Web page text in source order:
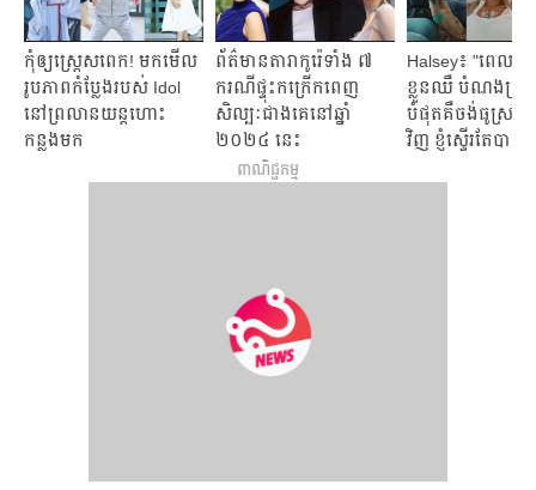
កុំឲ្យស្ត្រេសពេក! មកមើល
រូបភាពកំប្លែងរបស់ Idol
នៅព្រលានយន្តហោះ
កន្លងមក
ព័ត៌មានតារាកូរ៉េទាំង ៧
ករណីផ្ទុះកក្រើកពេញ
សិល្បៈជាងគេនៅឆ្នាំ
២០២៤ ​នេះ
Halsey៖ "ពេលធ្ល
ខ្លួនឈឺ បំណងប្រាថ្
បំផុតគឺចង់ធូស្រា
វិញ ខ្ញុំស្ទើរតែបាត់
ពាណិជ្ជកម្ម